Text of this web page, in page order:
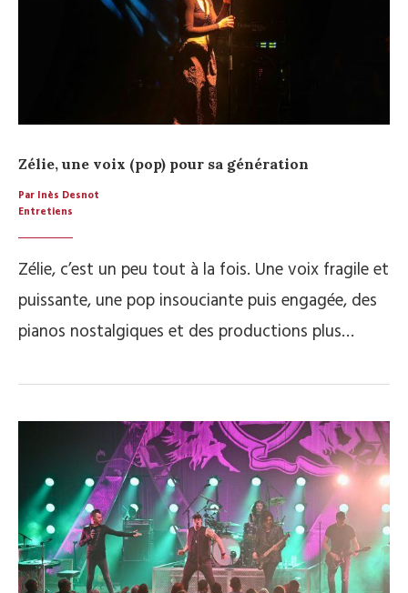
Zélie, une voix (pop) pour sa génération
Par Inès Desnot
Entretiens
Zélie, c’est un peu tout à la fois. Une voix fragile et
puissante, une pop insouciante puis engagée, des
pianos nostalgiques et des productions plus…